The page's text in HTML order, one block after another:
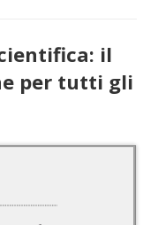
il
per tutti gli